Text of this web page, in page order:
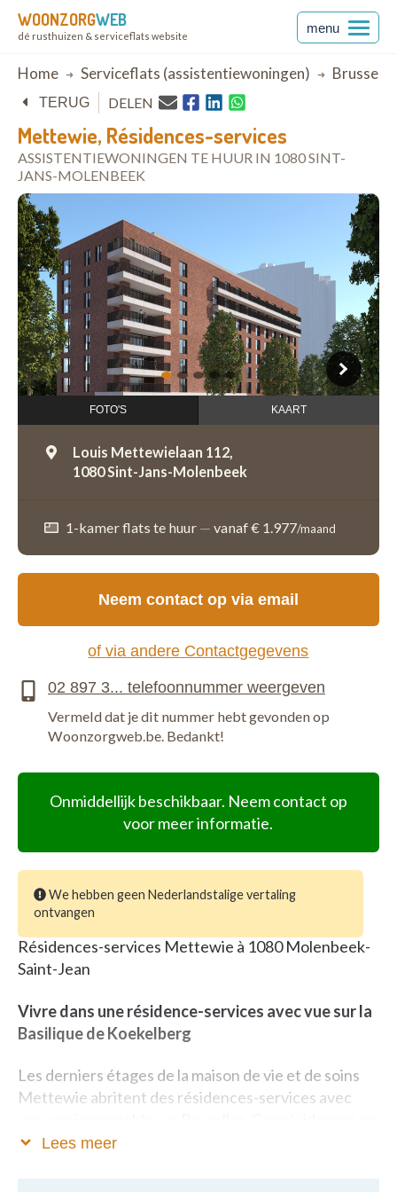
WOONZORGWEB
dé rusthuizen & serviceflats website
menu
Breadcrumb
Home Serviceflats (assistentiewoningen) Brussel
Mettewie, Résidences-services
ASSISTENTIEWONINGEN TE HUUR IN 1080 SINT-
JANS-MOLENBEEK
TERUG DELEN
1 2 3 4 5
open in Google Maps
FOTO'S KAART
Louis Mettewielaan 112,
1080 Sint-Jans-Molenbeek
1-kamer flats te huur — vanaf € 1.977/maand
Onmiddellijk beschikbaar. Neem contact op
voor meer informatie.
We hebben geen Nederlandstalige vertaling
ontvangen
Résidences-services Mettewie à 1080 Molenbeek-
Saint-Jean
Vivre dans une résidence-services avec vue sur la
Basilique de Koekelberg
Les derniers étages de la maison de vie et de soins
Mettewie abritent des résidences-services avec
trouvent sur l'une des plus belles avenues de
Lees meer
Neem contact op via email
of via andere Contactgegevens
Vermeld dat je dit nummer hebt gevonden op
Woonzorgweb.be. Bedankt!